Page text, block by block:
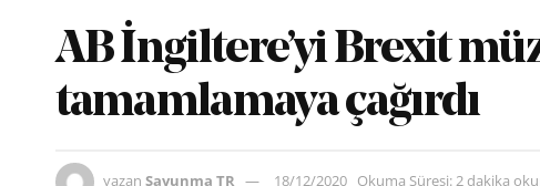
AB İngiltere’yi Brexit
tamamlamaya çağırdı
yazan Savunma TR 18/12/2020 Okuma Süresi: 2 dakika